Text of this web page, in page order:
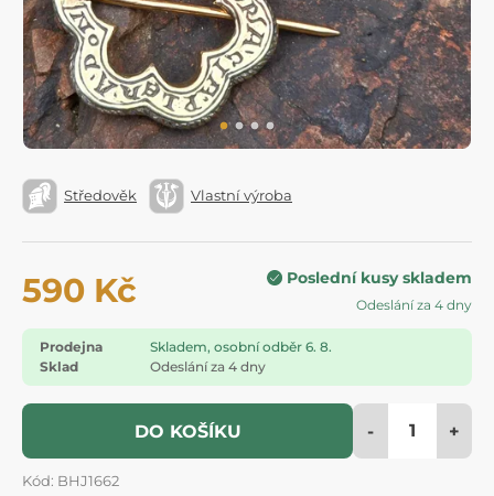
Středověk Vlastní výroba
590 Kč Poslední kusy skladem
Odeslání za 4 dny
Prodejna
Skladem, osobní odběr 6. 8.
Sklad
Odeslání za 4 dny
DO KOŠÍKU - +
Kód: BHJ1662